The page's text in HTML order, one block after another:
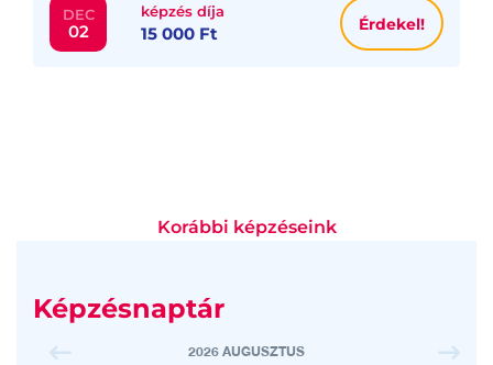
DEC
02
képzés díja
15 000 Ft Érdekel!
Korábbi képzéseink
Képzésnaptár
2026 AUGUSZTUS